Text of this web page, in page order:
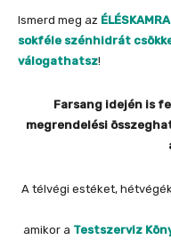
Ismerd meg az
sokféle szénhidrát
válogathatsz!
Farsang idején is
megrendelési
A télvégi estéket,
amikor a Testszerviz